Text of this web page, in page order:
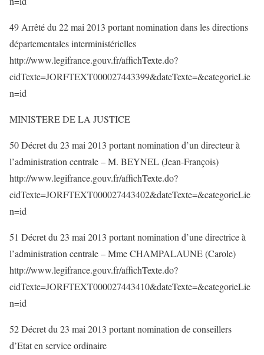
49 Arrêté du 22 mai 2013 portant nomination dans les directions
départementales interministérielles
http://www.legifrance.gouv.fr/affichTexte.do?
cidTexte=JORFTEXT000027443399&dateTexte=&categorieLie
n=id
MINISTERE DE LA JUSTICE
50 Décret du 23 mai 2013 portant nomination d’un directeur à
l’administration centrale – M. BEYNEL (Jean-François)
http://www.legifrance.gouv.fr/affichTexte.do?
cidTexte=JORFTEXT000027443402&dateTexte=&categorieLie
n=id
51 Décret du 23 mai 2013 portant nomination d’une directrice à
l’administration centrale – Mme CHAMPALAUNE (Carole)
http://www.legifrance.gouv.fr/affichTexte.do?
cidTexte=JORFTEXT000027443410&dateTexte=&categorieLie
n=id
52 Décret du 23 mai 2013 portant nomination de conseillers
d’Etat en service ordinaire